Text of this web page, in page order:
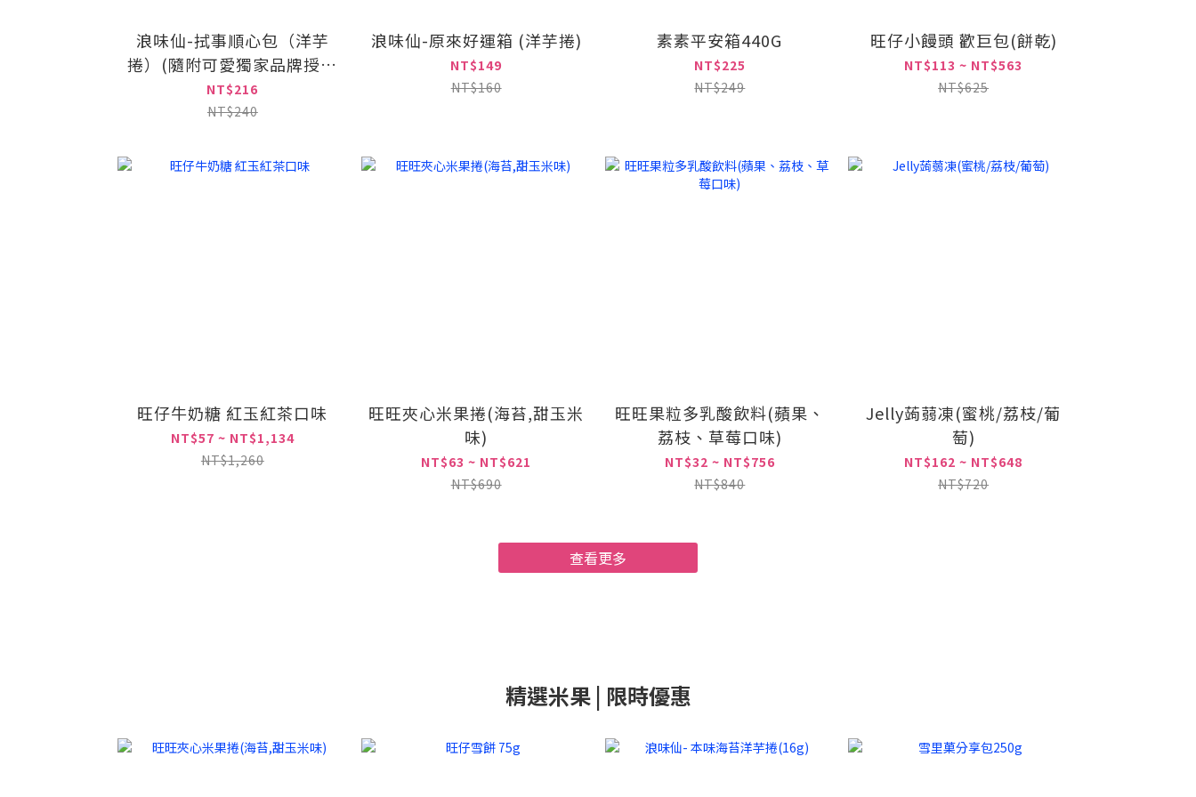
浪味仙-拭事順心包（洋芋
捲）(隨附可愛獨家品牌授權
擦手巾)
NT$216
NT$240
浪味仙-原來好運箱 (洋芋捲)
NT$149
NT$160
素素平安箱440G
NT$225
NT$249
旺仔小饅頭 歡巨包(餅乾)
NT$113 ~ NT$563
NT$625
旺仔牛奶糖 紅玉紅茶口味
NT$57 ~ NT$1,134
NT$1,260
旺旺夾心米果捲(海苔,甜玉米
味)
NT$63 ~ NT$621
NT$690
旺旺果粒多乳酸飲料(蘋果、
荔枝、草莓口味)
NT$32 ~ NT$756
NT$840
Jelly蒟蒻凍(蜜桃/荔枝/葡
萄)
NT$162 ~ NT$648
NT$720
查看更多
精選米果 | 限時優惠